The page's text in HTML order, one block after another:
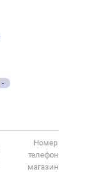
-
Номер
телефона
магазина